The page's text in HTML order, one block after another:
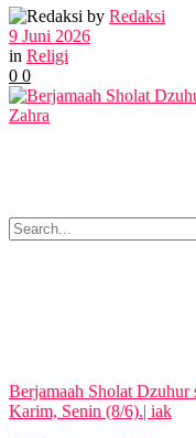
OPINI
by Redaksi
9 Juni 2026
in Religi
0 0
Berjamaah Sholat
Karim, Senin (8/6).| iak